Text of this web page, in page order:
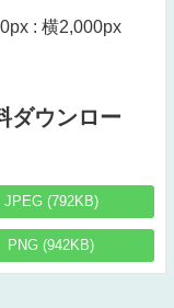
: 横2,000px
ダウンロー
JPEG (792KB)
PNG (942KB)